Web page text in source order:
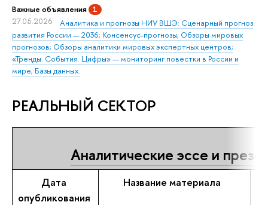
Важные объявления 1
27.05.2026
Аналитика и прогнозы НИУ ВШЭ: Сценарный прогноз
развития России — 2036; Консенсус-прогнозы; Обзоры мировых
прогнозов; Обзоры аналитики мировых экспертных центров;
«Тренды. События. Цифры» — мониторинг повестки в России и
мире; Базы данных.
РЕАЛЬНЫЙ СЕКТОР
Аналитические эссе и
Дата
опубликования
Название материала